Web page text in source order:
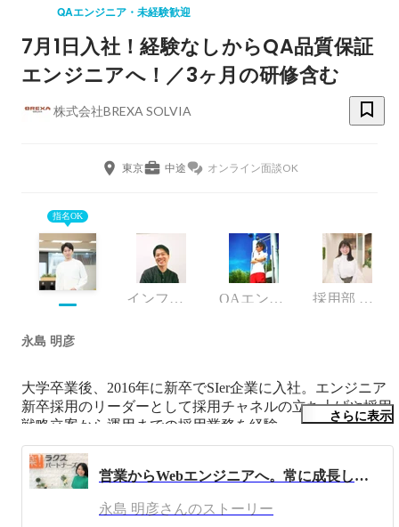
QAエンジニア・未経験歓迎
7月1日入社！経験なしからQA品質保証
エンジニアへ！／3ヶ月の研修含む
株式会社BREXA SOLVIA
東京 中途 オンライン面談OK
指名OK
インフラエンジニア QAエンジニア 採用部 採用課
永島 明彦
大学卒業後、2016年に新卒でSIer企業に入社。エンジニア
新卒採用のリーダーとして採用チャネルの立ち上げや採用
戦略立案から運用までの採用業務を経験。
現在は株式会社ラクスパートナーズにて、中途採用におけ
るエンジニア採用業務を担当。
エンジニアリングの経験もありつつ、新卒/中途採用、戦
略人事、採用企画など人事採用のプロフェッショナルを目
指しております。
さらに表示
営業からWebエンジニアへ。常に成長したい！だからこそ私は考え続け、行動し続ける！
永島 明彦さんのストーリー